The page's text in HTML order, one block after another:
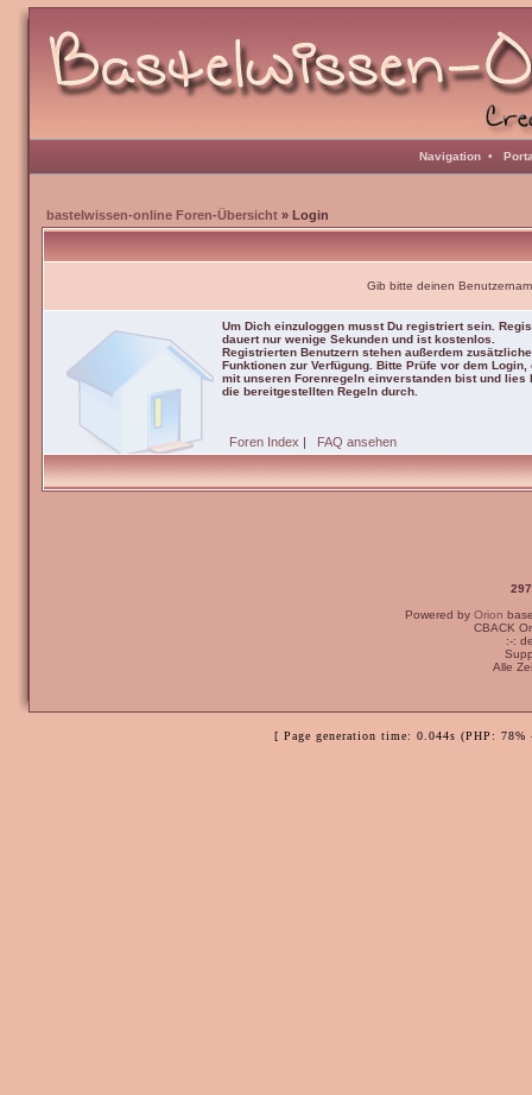
Navigation •
bastelwissen-online Foren-Übersicht » Login
Gib bitte deinen
Um Dich einzuloggen musst Du registriert sein.
dauert nur wenige Sekunden und ist kostenlos.
Registrierten Benutzern stehen außerdem zusätzliche
Funktionen zur Verfügung. Bitte Prüfe vor dem Login,
mit unseren Forenregeln einverstanden bist und lies
die bereitgestellten Regeln durch.
Foren Index | FAQ ansehen
Powered by Orion
CBACK
:-:
Alle
[ Page generation time: 0.044s (PHP: